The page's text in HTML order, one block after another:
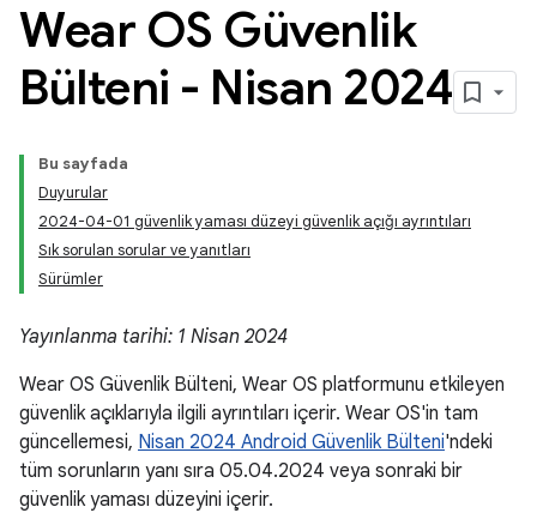
Wear OS Güvenlik
Bülteni - Nisan 2024
Bu sayfada
Duyurular
2024-04-01 güvenlik yaması düzeyi güvenlik açığı ayrıntıları
Sık sorulan sorular ve yanıtları
Sürümler
Yayınlanma tarihi: 1 Nisan 2024
Wear OS Güvenlik Bülteni, Wear OS platformunu etkileyen
güvenlik açıklarıyla ilgili ayrıntıları içerir. Wear OS'in tam
güncellemesi, Nisan 2024 Android Güvenlik Bülteni'ndeki
tüm sorunların yanı sıra 05.04.2024 veya sonraki bir
güvenlik yaması düzeyini içerir.